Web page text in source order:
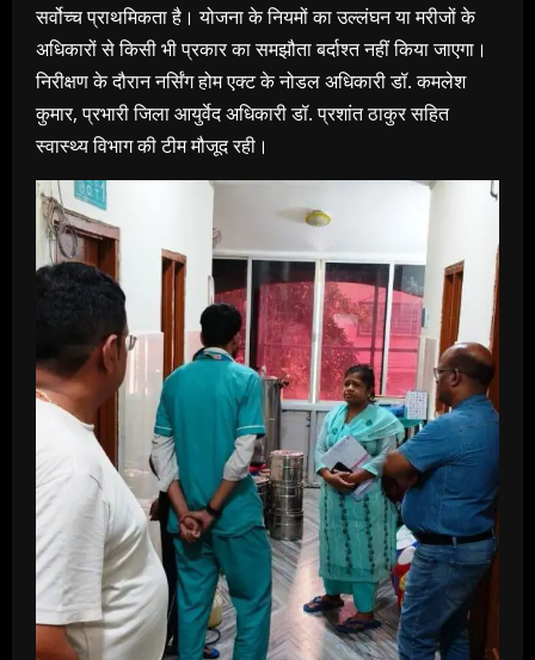
सर्वोच्च प्राथमिकता है। योजना के नियमों का उल्लंघन या मरीजों के
अधिकारों से किसी भी प्रकार का समझौता बर्दाश्त नहीं किया जाएगा।
निरीक्षण के दौरान नर्सिंग होम एक्ट के नोडल अधिकारी डॉ. कमलेश
कुमार, प्रभारी जिला आयुर्वेद अधिकारी डॉ. प्रशांत ठाकुर सहित
स्वास्थ्य विभाग की टीम मौजूद रही।